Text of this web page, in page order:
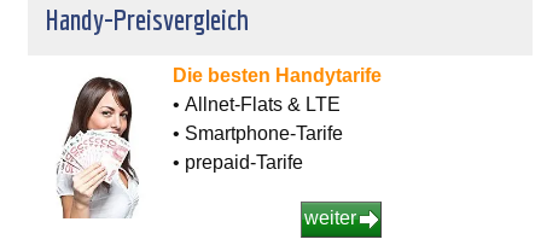
Handy-Preisvergleich
Die besten Handytarife
• Allnet-Flats & LTE
• Smartphone-Tarife
• prepaid-Tarife
weiter